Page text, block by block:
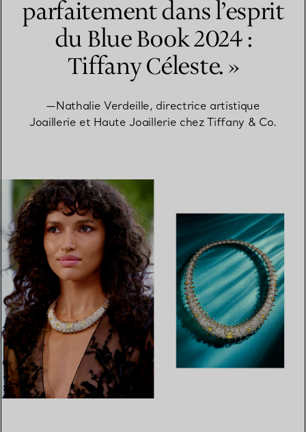
parfaitement dans l’esprit
du Blue Book 2024 :
Tiffany Céleste. »
—Nathalie Verdeille, directrice artistique
Joaillerie et Haute Joaillerie chez Tiffany & Co.